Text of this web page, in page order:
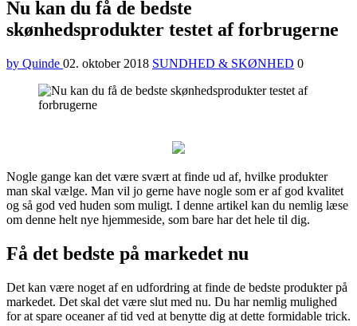
Nu kan du få de bedste
skønhedsprodukter testet af forbrugerne
by Quinde 02. oktober 2018 SUNDHED & SKØNHED 0
Nogle gange kan det være svært at finde ud af, hvilke produkter
man skal vælge. Man vil jo gerne have nogle som er af god kvalitet
og så god ved huden som muligt. I denne artikel kan du nemlig læse
om denne helt nye hjemmeside, som bare har det hele til dig.
Få det bedste på markedet nu
Det kan være noget af en udfordring at finde de bedste produkter på
markedet. Det skal det være slut med nu. Du har nemlig mulighed
for at spare oceaner af tid ved at benytte dig at dette formidable trick.